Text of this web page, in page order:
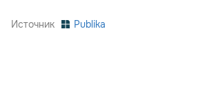
Источник Publika